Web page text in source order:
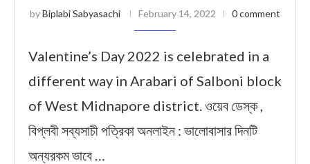
byBiplabi Sabyasachi February 14, 2022 0 comment
Valentine’s Day 2022 is celebrated in a
different way in Arabari of Salboni block
of West Midnapore district. ওয়েব ডেস্ক ,
বিপ্লবী সব্যসাচী পত্রিকা অনলাইন : ভালোবাসার দিনটি
অন্যরকম ভাবে …